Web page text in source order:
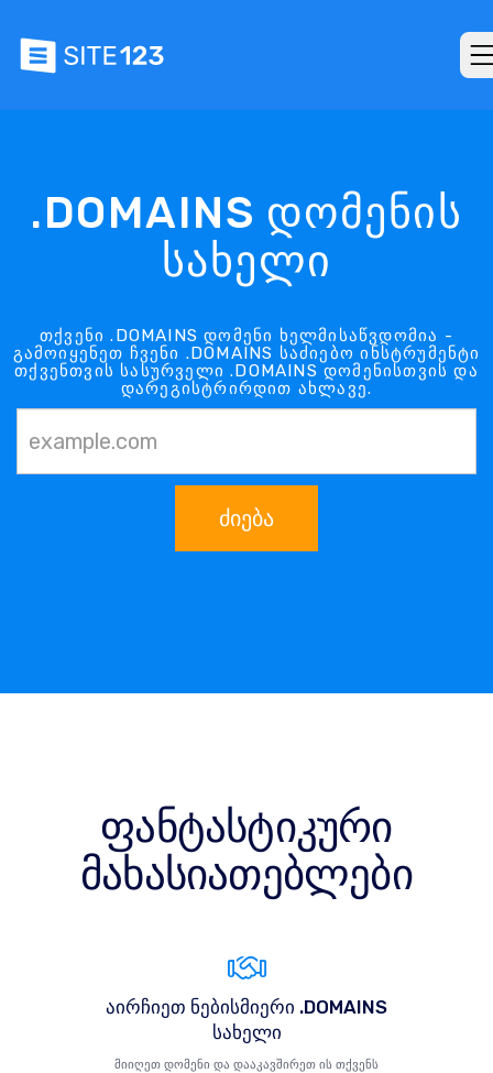
.DOMAINS დომენის
სახელი
თქვენი .DOMAINS დომენი ხელმისაწვდომია -
გამოიყენეთ ჩვენი .DOMAINS საძიებო ინსტრუმენტი
თქვენთვის სასურველი .DOMAINS დომენისთვის და
დარეგისტრირდით ახლავე.
ძიება
ფანტასტიკური
მახასიათებლები
აირჩიეთ ნებისმიერი .DOMAINS
სახელი
მიიღეთ დომენი და დააკავშირეთ ის თქვენს